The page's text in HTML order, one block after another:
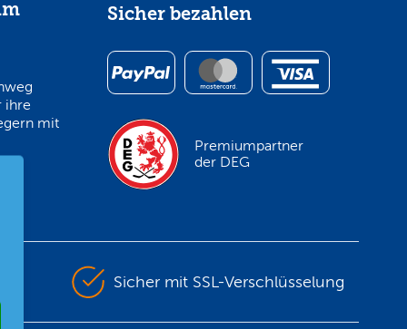
ihre
mit
Sicher bezahlen
Premiumpartner
der DEG
Sicher mit SSL-Verschlüsselung